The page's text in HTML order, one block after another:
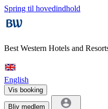
Spring til hovedindhold
Best Western Hotels and
English
Vis booking
Bliv medlem